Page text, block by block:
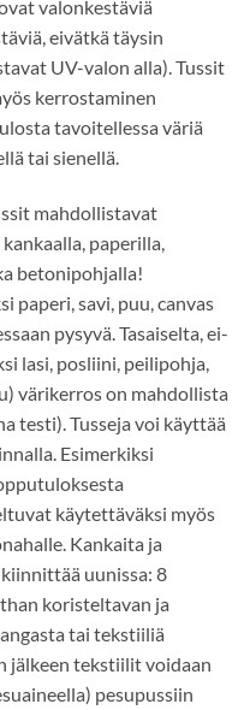
valonkestäviä
eivätkä täysin
UV-valon alla). Tussit
kerrostaminen
tavoitellessa väriä
tai sienellä.
mahdollistavat
paperilla,
betonipohjalla!
paperi, savi, puu, canvas
pysyvä. Tasaiselta, ei-
lasi, posliini, peilipohja,
värikerros on mahdollista
testi). Tusseja voi käyttää
Esimerkiksi
käytettäväksi myös
Kankaita ja
uunissa: 8
koristeltavan ja
tai tekstiiliä
jälkeen tekstiilit voidaan
pesupussiin